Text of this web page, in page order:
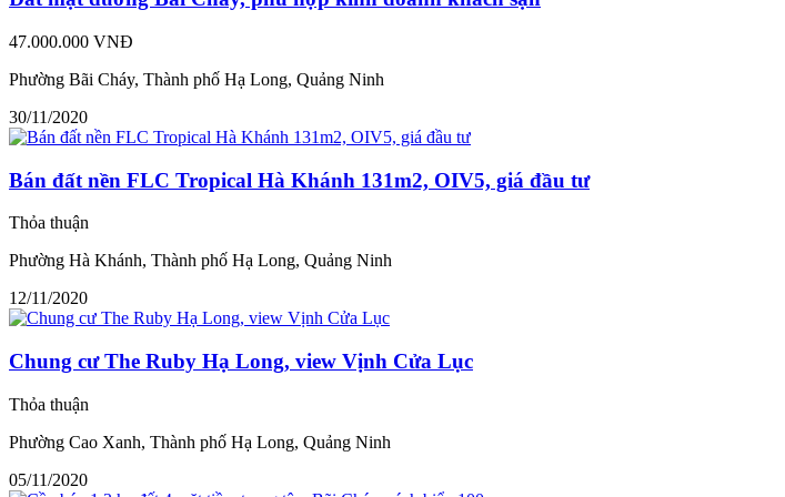
47.000.000 VNĐ
Phường Bãi Cháy, Thành phố Hạ Long, Quảng Ninh
30/11/2020
Bán đất nền FLC Tropical Hà Khánh 131m2, OIV5, giá đầu tư
Thỏa thuận
Phường Hà Khánh, Thành phố Hạ Long, Quảng Ninh
12/11/2020
Chung cư The Ruby Hạ Long, view Vịnh Cửa Lục
Thỏa thuận
Phường Cao Xanh, Thành phố Hạ Long, Quảng Ninh
05/11/2020